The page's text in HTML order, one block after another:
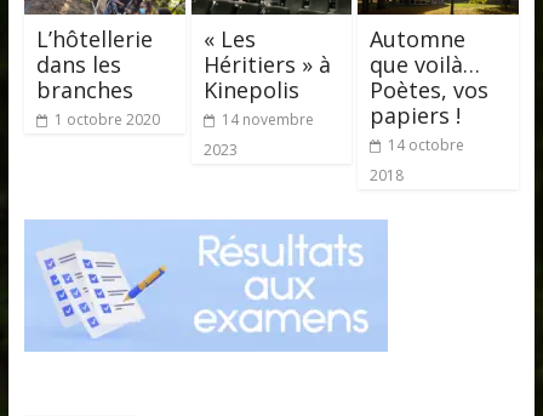
L’hôtellerie
dans les
branches
1 octobre 2020
« Les
Héritiers » à
Kinepolis
14 novembre
2023
Automne
que voilà…
Poètes, vos
papiers !
14 octobre
2018